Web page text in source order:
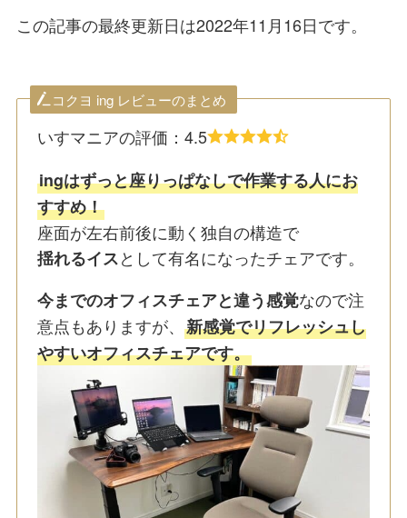
この記事の最終更新日は2022年11月16日です。
コクヨ ing レビューのまとめ
いすマニアの評価：4.5
ingはずっと座りっぱなしで作業する人にお
すすめ！
座面が左右前後に動く独自の構造で
揺れるイスとして有名になったチェアです。
今までのオフィスチェアと違う感覚なので注
意点もありますが、新感覚でリフレッシュし
やすいオフィスチェアです。